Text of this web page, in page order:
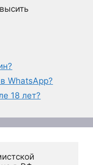
WhatsApp?
18 лет?